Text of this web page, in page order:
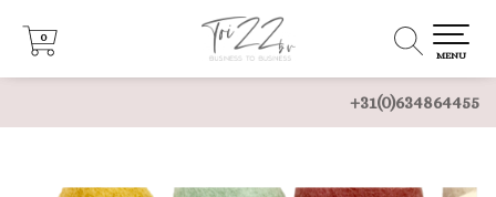
+31(0)634864455
0
0
MENU